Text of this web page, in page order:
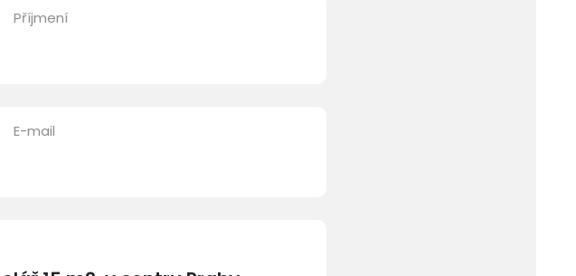
Příjmení
E-mail